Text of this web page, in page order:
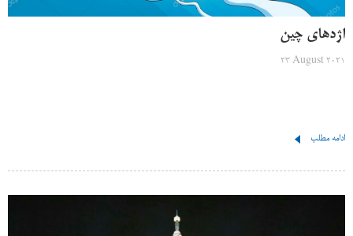
اژدهای چین
23 August 2021
ادامه مطلب